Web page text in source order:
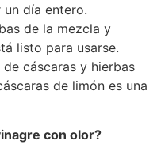
día entero.
de la mezcla y
listo para usarse.
cáscaras y hierbas
de limón es una
con olor?